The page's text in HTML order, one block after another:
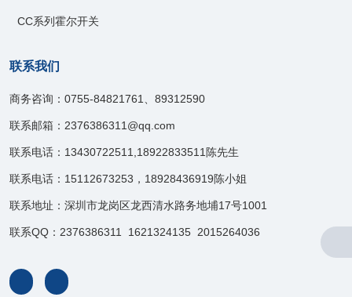
CC系列霍尔开关
联系我们
商务咨询：0755-84821761、89312590
联系邮箱：2376386311@qq.com
联系电话：13430722511,18922833511陈先生
联系电话：15112673253，18928436919陈小姐
联系地址：深圳市龙岗区龙西清水路务地埔17号1001
联系QQ：2376386311 1621324135 2015264036